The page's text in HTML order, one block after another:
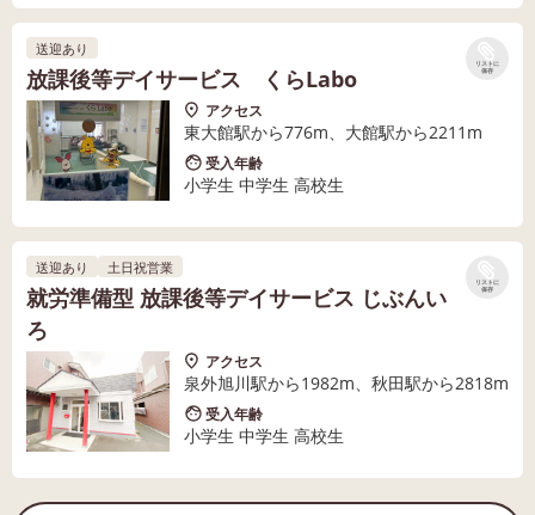
リストに
保存
送迎あり
放課後等デイサービス くらLabo
アクセス
東大館駅から776m、大館駅から2211m
受入年齢
小学生 中学生 高校生
リストに
保存
送迎あり 土日祝営業
就労準備型 放課後等デイサービス じぶんい
ろ
アクセス
泉外旭川駅から1982m、秋田駅から2818m
受入年齢
小学生 中学生 高校生